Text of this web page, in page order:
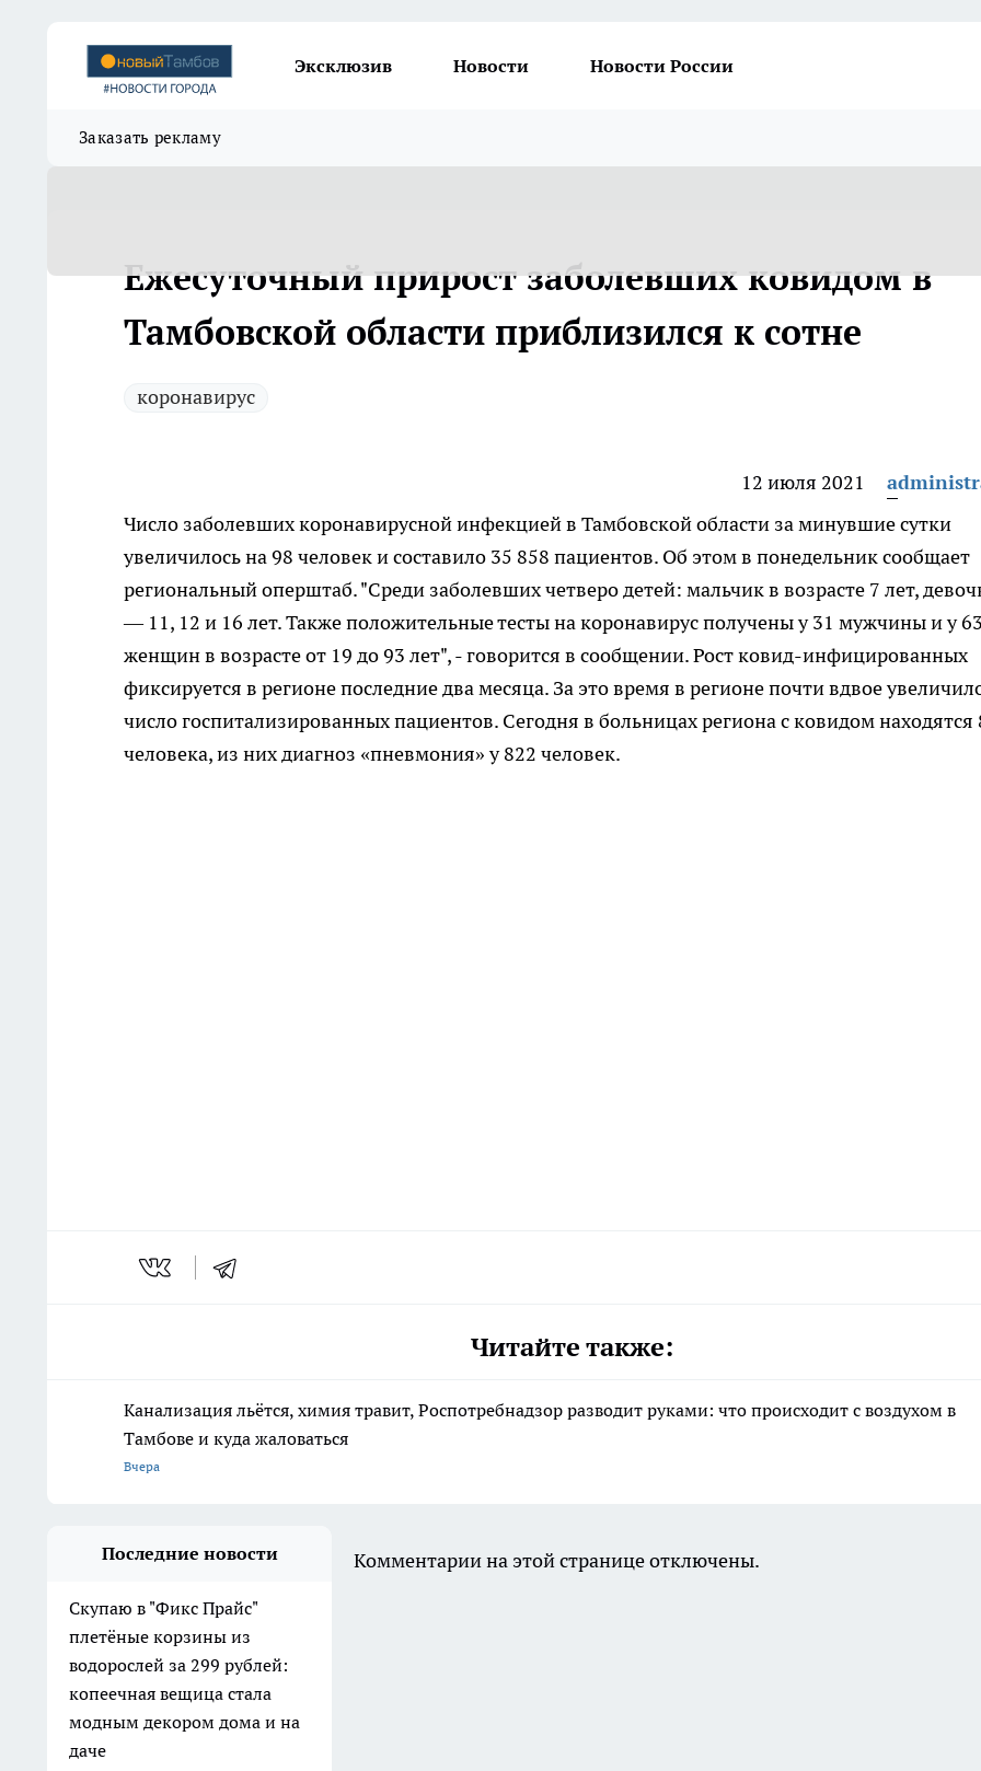
Эксклюзив Новости Новости России
Заказать рекламу
Ежесуточный прирост заболевших ковидом в
Тамбовской области приблизился к сотне
коронавирус
12 июля 2021
Число заболевших коронавирусной инфекцией в Тамбовской области за минувшие сутки
увеличилось на 98 человек и составило 35 858 пациентов. Об этом в понедельник сообщает
региональный оперштаб. "Среди заболевших четверо детей: мальчик в возрасте 7 лет,
— 11, 12 и 16 лет. Также положительные тесты на коронавирус получены у 31 мужчины и у 63
женщин в возрасте от 19 до 93 лет", - говорится в сообщении. Рост ковид-инфицированных
фиксируется в регионе последние два месяца. За это время в регионе почти вдвое
число госпитализированных пациентов. Сегодня в больницах региона с ковидом находятся
человека, из них диагноз «пневмония» у 822 человек.
Читайте также:
Канализация льётся, химия травит, Роспотребнадзор разводит руками: что происходит с воздухом в
Тамбове и куда жаловаться
Вчера
Последние новости
Скупаю в "Фикс Прайс"
плетёные корзины из
водорослей за 299 рублей:
копеечная вещица стала
модным декором дома и на
даче
Комментарии на этой странице отключены.